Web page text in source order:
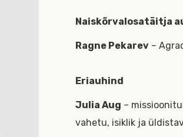
Naiskõrvalosatäitja
Ragne Pekarev–
Eriauhind
Julia Aug –
vahetu, isiklik ja